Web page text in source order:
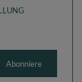
Abonniere